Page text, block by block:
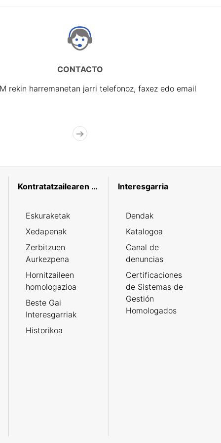
CONTACTO
rekin harremanetan jarri telefonoz, faxez edo email
Kontratatzailearen profila
Eskuraketak
Xedapenak
Zerbitzuen
Aurkezpena
Hornitzaileen
homologazioa
Beste Gai
Interesgarriak
Historikoa
Interesgarria
Dendak
Katalogoa
Canal de
denuncias
Certificaciones
de Sistemas de
Gestión
Homologados